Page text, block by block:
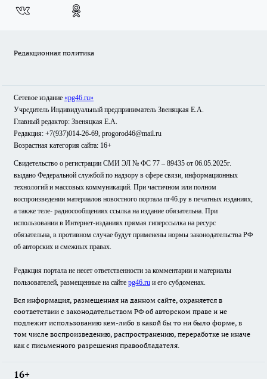
Редакционная политика
Сетевое издание «pg46.ru»
Учредитель Индивидуальный предприниматель Звеняцкая Е.А.
Главный редактор: Звеняцкая Е.А.
Редакция: +7(937)014-26-69, progorod46@mail.ru
Возрастная категория сайта: 16+
Свидетельство о регистрации СМИ ЭЛ № ФС 77 – 89435 от 06.05.2025г.
выдано Федеральной службой по надзору в сфере связи, информационных
технологий и массовых коммуникаций. При частичном или полном
воспроизведении материалов новостного портала пг46.ру в печатных изданиях,
а также теле- радиосообщениях ссылка на издание обязательна. При
использовании в Интернет-изданиях прямая гиперссылка на ресурс
обязательна, в противном случае будут применены нормы законодательства РФ
об авторских и смежных правах.
Редакция портала не несет ответственности за комментарии и материалы
пользователей, размещенные на сайте pg46.ru и его субдоменах.
Вся информация, размещенная на данном сайте, охраняется в
соответствии с законодательством РФ об авторском праве и не
подлежит использованию кем-либо в какой бы то ни было форме, в
том числе воспроизведению, распространению, переработке не иначе
как с письменного разрешения правообладателя.
16+